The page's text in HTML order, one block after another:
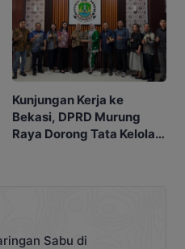
Kunjungan Kerja ke
Bekasi, DPRD Murung
Raya Dorong Tata Kelola
Sabu di